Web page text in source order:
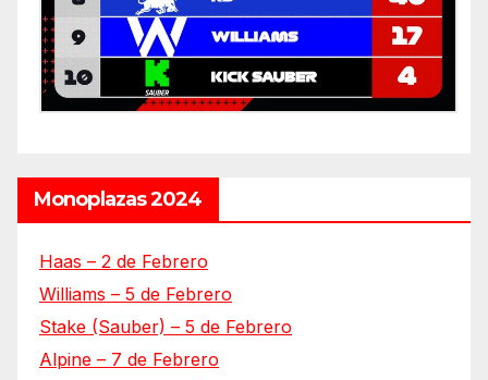
Monoplazas 2024
Haas – 2 de Febrero
Williams – 5 de Febrero
Stake (Sauber) – 5 de Febrero
Alpine – 7 de Febrero